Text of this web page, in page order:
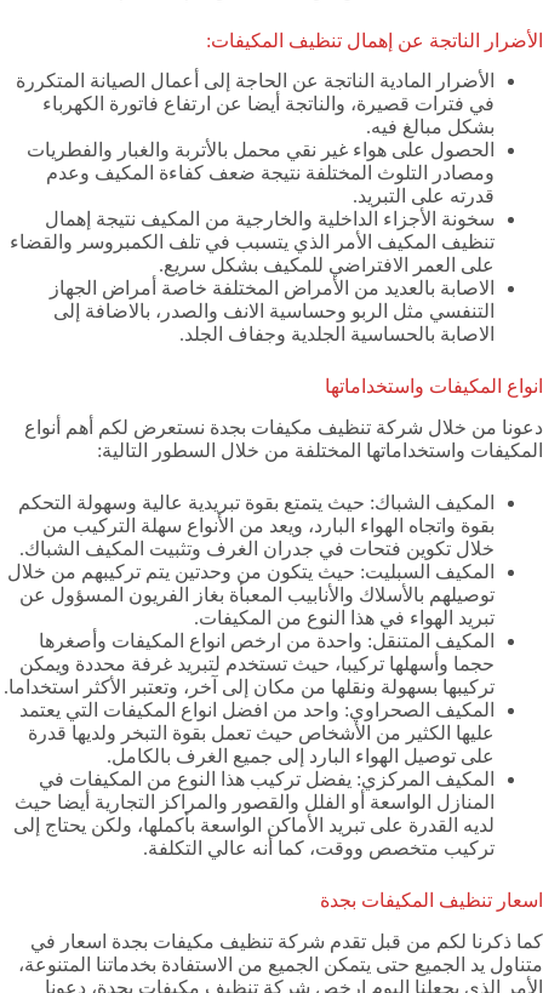
الأضرار الناتجة عن إهمال تنظيف المكيفات:
الأضرار المادية الناتجة عن الحاجة إلى أعمال الصيانة المتكررة
في فترات قصيرة، والناتجة أيضا عن ارتفاع فاتورة الكهرباء
بشكل مبالغ فيه.
الحصول على هواء غير نقي محمل بالأتربة والغبار والفطريات
ومصادر التلوث المختلفة نتيجة ضعف كفاءة المكيف وعدم
قدرته على التبريد.
سخونة الأجزاء الداخلية والخارجية من المكيف نتيجة إهمال
تنظيف المكيف الأمر الذي يتسبب في تلف الكمبروسر والقضاء
على العمر الافتراضي للمكيف بشكل سريع.
الاصابة بالعديد من الأمراض المختلفة خاصة أمراض الجهاز
التنفسي مثل الربو وحساسية الانف والصدر، بالاضافة إلى
الاصابة بالحساسية الجلدية وجفاف الجلد.
انواع المكيفات واستخداماتها
دعونا من خلال شركة تنظيف مكيفات بجدة نستعرض لكم أهم أنواع
المكيفات واستخداماتها المختلفة من خلال السطور التالية:
المكيف الشباك: حيث يتمتع بقوة تبريدية عالية وسهولة التحكم
بقوة واتجاه الهواء البارد، ويعد من الأنواع سهلة التركيب من
خلال تكوين فتحات في جدران الغرف وتثبيت المكيف الشباك.
المكيف السبليت: حيث يتكون من وحدتين يتم تركيبهم من خلال
توصيلهم بالأسلاك والأنابيب المعبأة بغاز الفريون المسؤول عن
تبريد الهواء في هذا النوع من المكيفات.
المكيف المتنقل: واحدة من ارخص انواع المكيفات وأصغرها
حجما وأسهلها تركيبا، حيث تستخدم لتبريد غرفة محددة ويمكن
تركيبها بسهولة ونقلها من مكان إلى آخر، وتعتبر الأكثر استخداما.
المكيف الصحراوي: واحد من افضل انواع المكيفات التي يعتمد
عليها الكثير من الأشخاص حيث تعمل بقوة التبخر ولديها قدرة
على توصيل الهواء البارد إلى جميع الغرف بالكامل.
المكيف المركزي: يفضل تركيب هذا النوع من المكيفات في
المنازل الواسعة أو الفلل والقصور والمراكز التجارية أيضا حيث
لديه القدرة على تبريد الأماكن الواسعة بأكملها، ولكن يحتاج إلى
تركيب متخصص ووقت، كما أنه عالي التكلفة.
اسعار تنظيف المكيفات بجدة
كما ذكرنا لكم من قبل تقدم شركة تنظيف مكيفات بجدة اسعار في
متناول يد الجميع حتى يتمكن الجميع من الاستفادة بخدماتنا المتنوعة،
الأمر الذي يجعلنا اليوم ارخص شركة تنظيف مكيفات بجدة، دعونا